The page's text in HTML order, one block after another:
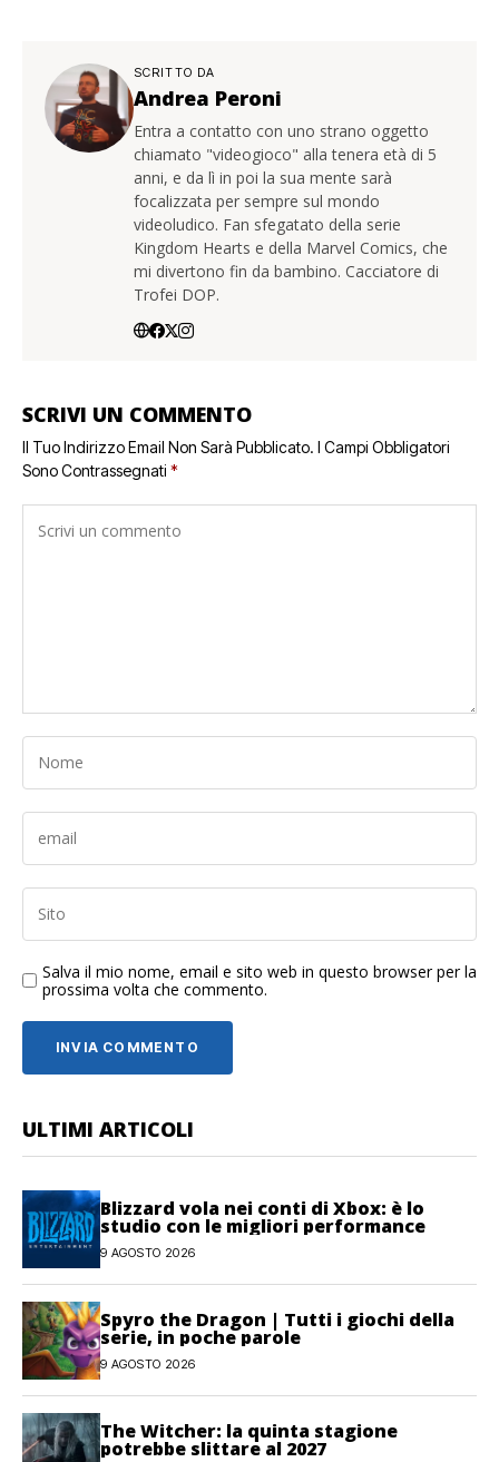
SCRITTO DA
Andrea Peroni
Entra a contatto con uno strano oggetto
chiamato "videogioco" alla tenera età di 5
anni, e da lì in poi la sua mente sarà
focalizzata per sempre sul mondo
videoludico. Fan sfegatato della serie
Kingdom Hearts e della Marvel Comics, che
mi divertono fin da bambino. Cacciatore di
Trofei DOP.
SCRIVI UN COMMENTO
Il Tuo Indirizzo Email Non Sarà Pubblicato. I Campi Obbligatori
Sono Contrassegnati *
Salva il mio nome, email e sito web in questo browser per la
prossima volta che commento.
ULTIMI ARTICOLI
Blizzard vola nei conti di Xbox: è lo
studio con le migliori performance
9 AGOSTO 2026
Spyro the Dragon | Tutti i giochi della
serie, in poche parole
9 AGOSTO 2026
The Witcher: la quinta stagione
potrebbe slittare al 2027